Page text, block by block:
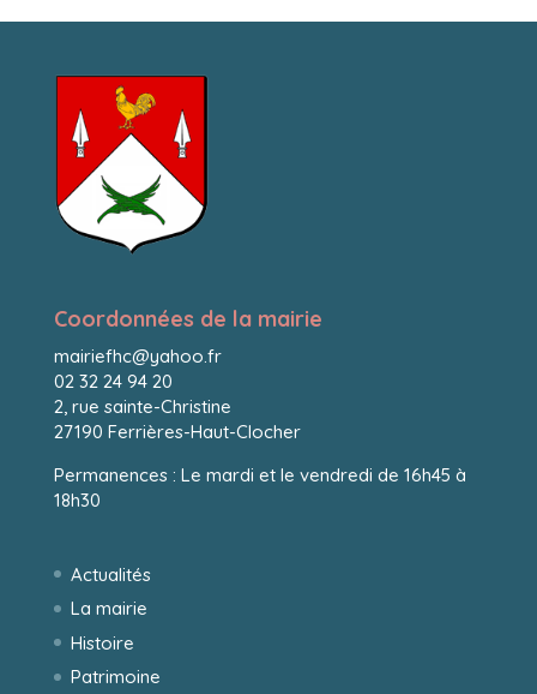
Coordonnées de la mairie
mairiefhc@yahoo.fr
02 32 24 94 20
2, rue sainte-Christine
27190 Ferrières-Haut-Clocher
Permanences : Le mardi et le vendredi de 16h45 à
18h30
Actualités
La mairie
Histoire
Patrimoine